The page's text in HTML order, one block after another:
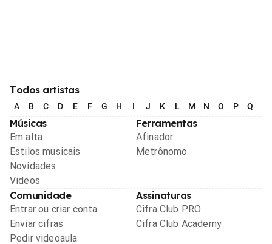
Todos artistas
A B C D E F G H I J K L M N O P Q
Músicas
Em alta
Estilos musicais
Novidades
Videos
Ferramentas
Afinador
Metrônomo
Comunidade
Entrar ou criar conta
Enviar cifras
Pedir videoaula
Assinaturas
Cifra Club PRO
Cifra Club Academy